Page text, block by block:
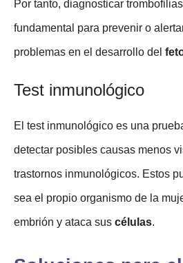
Por tanto, diagnosticar
fundamental para prevenir o
problemas en el desarrollo del
Test inmunológico
El test inmunológico es una
detectar posibles causas menos
trastornos inmunológicos. Estos
sea el propio organismo de la
embrión y ataca sus células.